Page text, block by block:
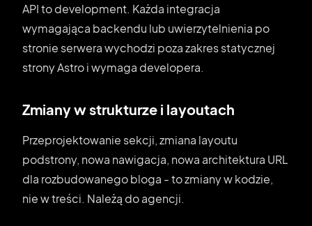
API to development. Każda integracja
wymagająca backendu lub uwierzytelnienia po
stronie serwera wychodzi poza zakres statycznej
strony Astro i wymaga developera.
Zmiany w strukturze i layoutach
Przeprojektowanie sekcji, zmiana layoutu
podstrony, nowa nawigacja, nowa architektura URL
dla rozbudowanego bloga - to zmiany w kodzie,
nie w treści. Należą do agencji.